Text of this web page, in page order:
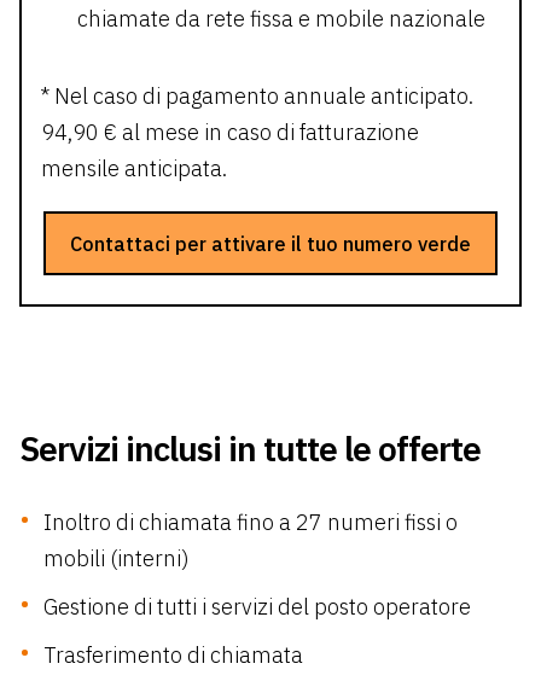
chiamate da rete fissa e mobile nazionale
* Nel caso di pagamento annuale anticipato.
94,90 € al mese in caso di fatturazione
mensile anticipata.
Contattaci per attivare il tuo numero verde
Servizi inclusi in tutte le offerte
Inoltro di chiamata fino a 27 numeri fissi o
mobili (interni)
Gestione di tutti i servizi del posto operatore
Trasferimento di chiamata